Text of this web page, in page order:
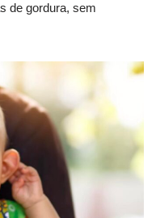
de gordura, sem